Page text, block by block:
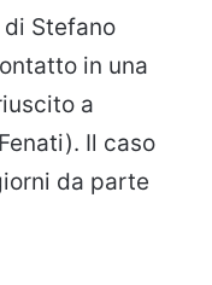
Stefano
in una
a
Il caso
da parte